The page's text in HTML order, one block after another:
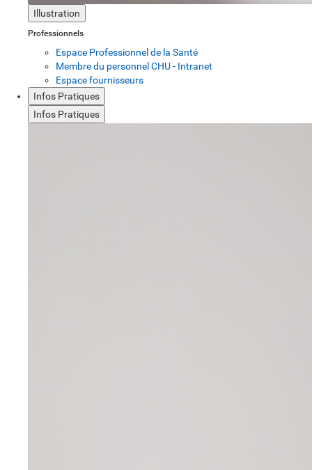
Illustration
Professionnels
Espace Professionnel de la Santé
Membre du personnel CHU - Intranet
Espace fournisseurs
Infos Pratiques
Infos Pratiques